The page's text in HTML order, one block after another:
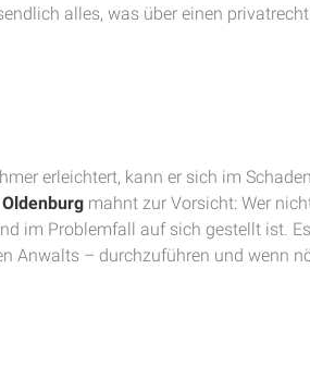
alles, was über einen
erleichtert, kann er sich im
Oldenburg mahnt zur Vorsicht: Wer
im Problemfall auf sich gestellt ist.
Anwalts – durchzuführen und wenn